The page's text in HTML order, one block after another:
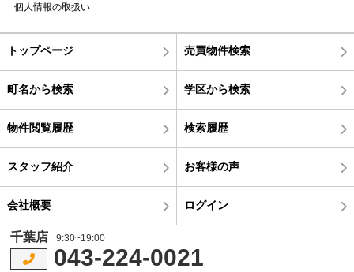
個人情報の取扱い
トップページ 売買物件検索
町名から検索 学区から検索
物件閲覧履歴 検索履歴
スタッフ紹介 お客様の声
会社概要 ログイン
千葉店 9:30~19:00
043-224-0021